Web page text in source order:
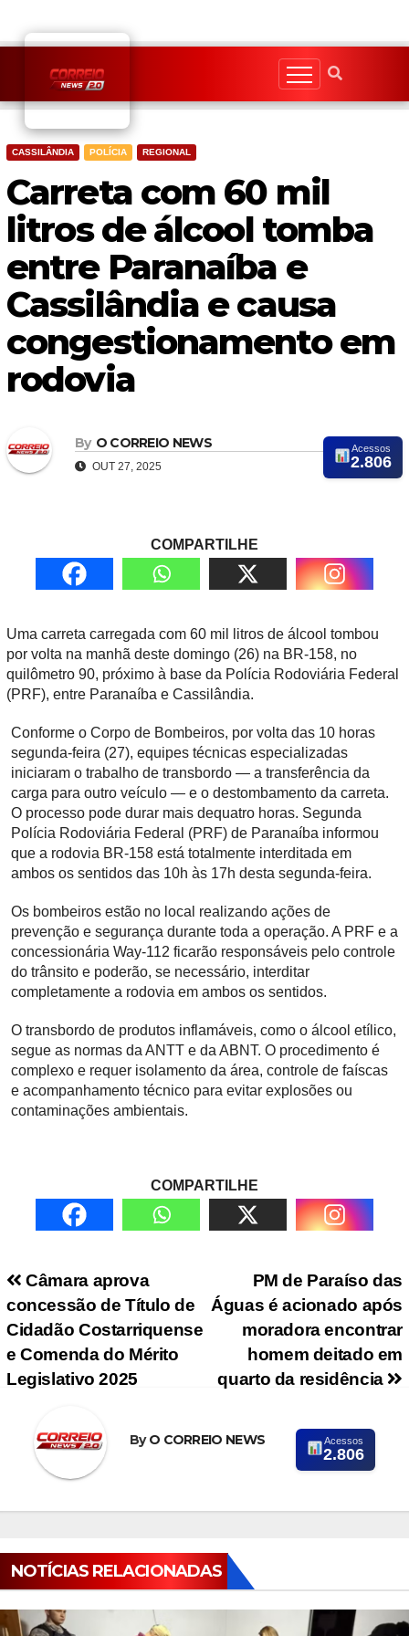
content
CASSILÂNDIA POLÍCIA REGIONAL
Carreta com 60 mil
litros de álcool tomba
entre Paranaíba e
Cassilândia e causa
congestionamento em
rodovia
By O CORREIO NEWS
OUT 27, 2025
Acessos
2.806
COMPARTILHE
Uma carreta carregada com 60 mil litros de álcool tombou
por volta na manhã deste domingo (26) na BR-158, no
quilômetro 90, próximo à base da Polícia Rodoviária Federal
(PRF), entre Paranaíba e Cassilândia.
Conforme o Corpo de Bombeiros, por volta das 10 horas
segunda-feira (27), equipes técnicas especializadas
iniciaram o trabalho de transbordo — a transferência da
carga para outro veículo — e o destombamento da carreta.
O processo pode durar mais dequatro horas. Segunda
Polícia Rodoviária Federal (PRF) de Paranaíba informou
que a rodovia BR-158 está totalmente interditada em
ambos os sentidos das 10h às 17h desta segunda-feira.
Os bombeiros estão no local realizando ações de
prevenção e segurança durante toda a operação. A PRF e a
concessionária Way-112 ficarão responsáveis pelo controle
do trânsito e poderão, se necessário, interditar
completamente a rodovia em ambos os sentidos.
O transbordo de produtos inflamáveis, como o álcool etílico,
segue as normas da ANTT e da ABNT. O procedimento é
complexo e requer isolamento da área, controle de faíscas
e acompanhamento técnico para evitar explosões ou
contaminações ambientais.
COMPARTILHE
Navegação de PostPM de Paraíso das
Águas é acionado após
moradora encontrar
homem deitado em
quarto da residência
Câmara aprova
concessão de Título de
Cidadão Costarriquense
e Comenda do Mérito
Legislativo 2025
ByO CORREIO NEWS Acessos
2.806
NOTÍCIAS RELACIONADAS